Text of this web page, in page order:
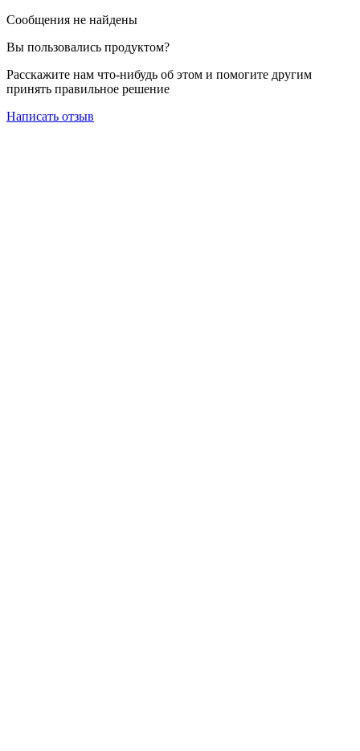
Сообщения не найдены
Вы пользовались продуктом?
Расскажите нам что-нибудь об этом и помогите другим
принять правильное решение
Написать отзыв